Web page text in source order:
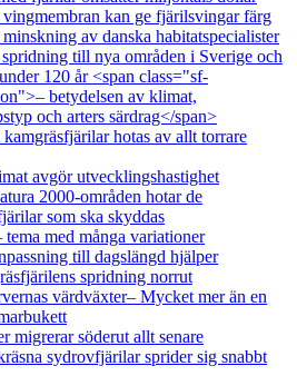
kan ge fjärilsvingar färg
av danska habitatspecialister
till nya områden i Sverige och
120 år <span class="sf-
betydelsen av klimat,
och arters särdrag</span>
kamgräsfjärilar hotas av allt torrare
avgör utvecklingshastighet
2000-områden hotar de
som ska skyddas
tema med många variationer
till dagslängd hjälper
spridning norrut
värdväxter– Mycket mer än en
migrerar söderut allt senare
sydrovfjärilar sprider sig snabbt